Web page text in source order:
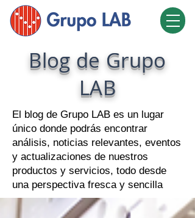
Blog de Grupo
LAB
El blog de Grupo LAB es un lugar
único donde podrás encontrar
análisis, noticias relevantes, eventos
y actualizaciones de nuestros
productos y servicios, todo desde
una perspectiva fresca y sencilla